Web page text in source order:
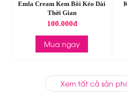
Emla Cream Kem Bôi Kéo Dài
Thời Gian
100.000đ
Mua ngay
Xem tất cả sản